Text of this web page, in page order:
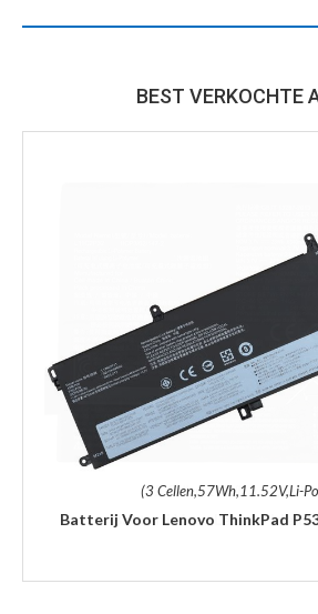
BEST VERKOCHTE
(3 Cellen,57Wh,11.52V,Li-
Batterij Voor Lenovo ThinkPad